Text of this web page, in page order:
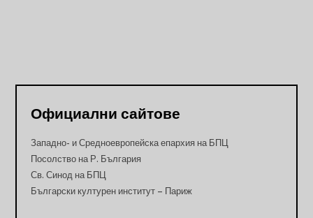
Официални сайтове
Западно- и Средноевропейска епархия на БПЦ
Посолство на Р. България
Св. Синод на БПЦ
Български културен институт – Париж